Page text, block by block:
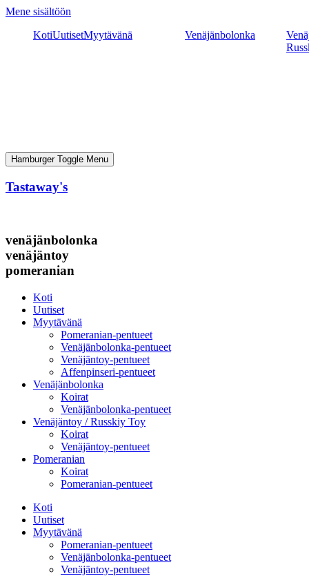
Mene sisältöön
KotiUutisetMyytävänä Venäjänbolonka
Hamburger Toggle Menu
Tastaway's
venäjänbolonka
venäjäntoy
pomeranian
Koti
Uutiset
Myytävänä
Pomeranian-pentueet
Venäjänbolonka-pentueet
Venäjäntoy-pentueet
Affenpinseri-pentueet
Venäjänbolonka
Koirat
Venäjänbolonka-pentueet
Venäjäntoy / Russkiy Toy
Koirat
Venäjäntoy-pentueet
Pomeranian
Koirat
Pomeranian-pentueet
Koti
Uutiset
Myytävänä
Pomeranian-pentueet
Venäjänbolonka-pentueet
Venäjäntoy-pentueet